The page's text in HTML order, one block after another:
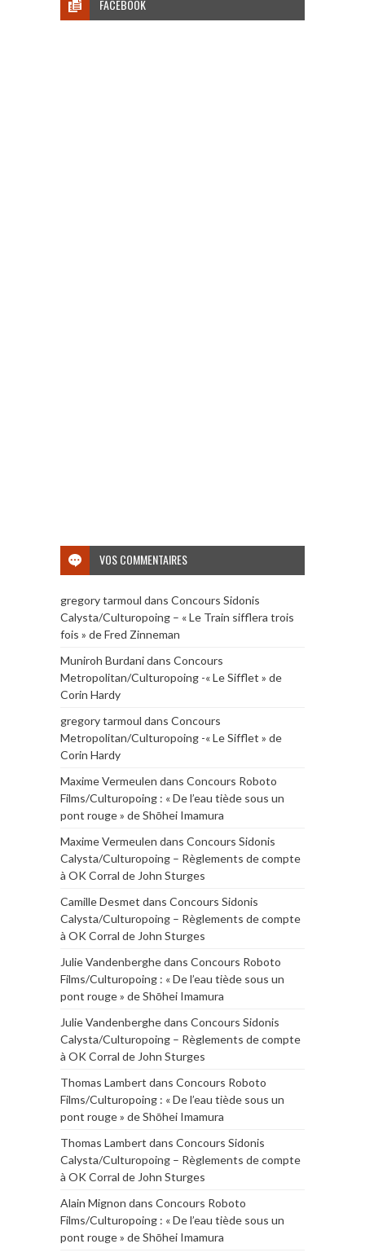
FACEBOOK
VOS COMMENTAIRES
gregory tarmoul dans Concours Sidonis
Calysta/Culturopoing – « Le Train sifflera trois
fois » de Fred Zinneman
Muniroh Burdanidans Concours
Metropolitan/Culturopoing -« Le Sifflet » de
Corin Hardy
gregory tarmoul dans Concours
Metropolitan/Culturopoing -« Le Sifflet » de
Corin Hardy
Maxime Vermeulen dans Concours Roboto
Films/Culturopoing : « De l’eau tiède sous un
pont rouge » de Shōhei Imamura
Maxime Vermeulen dans Concours Sidonis
Calysta/Culturopoing – Règlements de compte
à OK Corral de John Sturges
Camille Desmet dans Concours Sidonis
Calysta/Culturopoing – Règlements de compte
à OK Corral de John Sturges
Julie Vandenberghedans Concours Roboto
Films/Culturopoing : « De l’eau tiède sous un
pont rouge » de Shōhei Imamura
Julie Vandenberghedans Concours Sidonis
Calysta/Culturopoing – Règlements de compte
à OK Corral de John Sturges
Thomas Lambert dans Concours Roboto
Films/Culturopoing : « De l’eau tiède sous un
pont rouge » de Shōhei Imamura
Thomas Lambert dans Concours Sidonis
Calysta/Culturopoing – Règlements de compte
à OK Corral de John Sturges
Alain Mignon dans Concours Roboto
Films/Culturopoing : « De l’eau tiède sous un
pont rouge » de Shōhei Imamura